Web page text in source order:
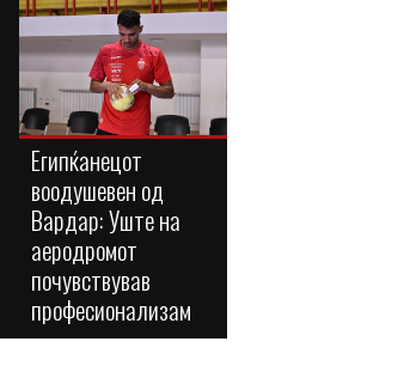
Египќанецот
воодушевен од
Вардар: Уште на
аеродромот
почувствував
професионализам